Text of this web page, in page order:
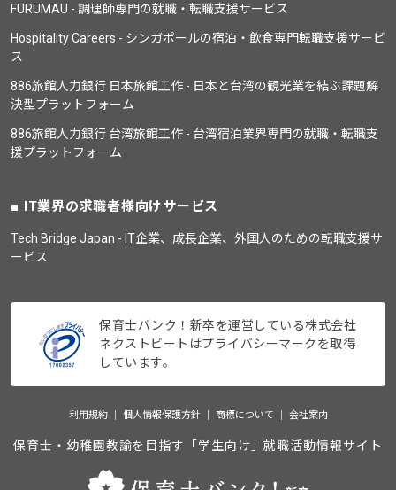
FURUMAU - 調理師専門の就職・転職支援サービス
Hospitality Careers - シンガポールの宿泊・飲食専門転職支援サービ
ス
886旅館人力銀行 日本旅館工作 - 日本と台湾の観光業を結ぶ課題解
決型プラットフォーム
886旅館人力銀行 台湾旅館工作 - 台湾宿泊業界専門の就職・転職支
援プラットフォーム
IT業界の求職者様向けサービス
Tech Bridge Japan - IT企業、成長企業、外国人のための転職支援サ
ービス
保育士バンク！新卒を運営している株式会社
ネクストビートはプライバシーマークを取得
しています。
利用規約 個人情報保護方針 商標について 会社案内
保育士・幼稚園教諭を目指す「学生向け」就職活動情報サイト